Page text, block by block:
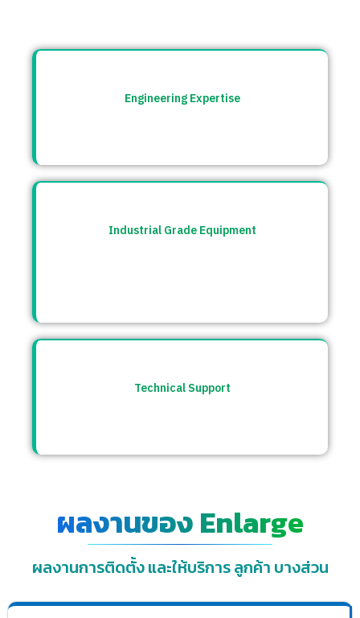
Engineering Expertise
Industrial Grade Equipment
Technical Support
ผลงานของ Enlarge
ผลงานการติดตั้ง และให้บริการ ลูกค้า บางส่วน